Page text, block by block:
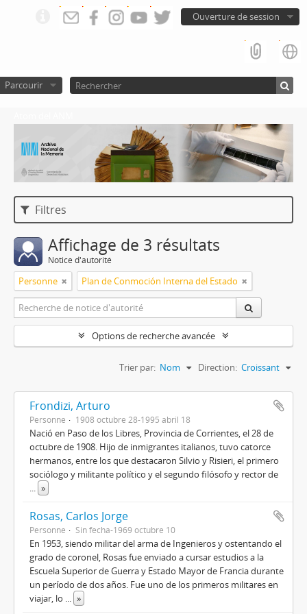
Ouverture de session
Parcourir
Filtres
Affichage de 3 résultats
Notice d'autorité
Personne Plan de Conmoción Interna del Estado
Options de recherche avancée
Trier par: Nom Direction: Croissant
Frondizi, Arturo
Personne 1908 octubre 28-1995 abril 18
Nació en Paso de los Libres, Provincia de Corrientes, el 28 de
octubre de 1908. Hijo de inmigrantes italianos, tuvo catorce
hermanos, entre los que destacaron Silvio y Risieri, el primero
sociólogo y militante político y el segundo filósofo y rector de
... »
Rosas, Carlos Jorge
Personne Sin fecha-1969 octubre 10
En 1953, siendo militar del arma de Ingenieros y ostentando el
grado de coronel, Rosas fue enviado a cursar estudios a la
Escuela Superior de Guerra y Estado Mayor de Francia durante
un período de dos años. Fue uno de los primeros militares en
viajar, lo ... »